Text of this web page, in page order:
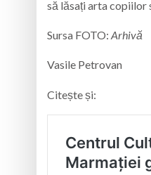
să lăsați arta copiilor
Sursa FOTO: Arhivă
Vasile Petrovan
Citește și: